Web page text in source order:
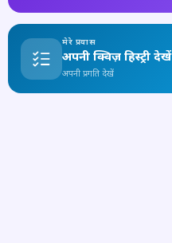
मेरे प्रयास
अपनी क्विज़ हिस्ट्री देखें
अपनी प्रगति देखें